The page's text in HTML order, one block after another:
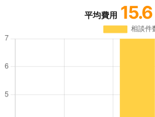
平均費用 15.6